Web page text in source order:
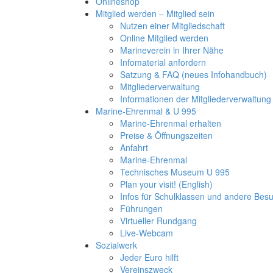
Mitglied werden – Mitglied sein
Nutzen einer Mitgliedschaft
Online Mitglied werden
Marineverein in Ihrer Nähe
Infomaterial anfordern
Satzung & FAQ (neues Infohandbuch)
Mitgliederverwaltung
Informationen der Mitgliederverwaltung
Marine-Ehrenmal & U 995
Marine-Ehrenmal erhalten
Preise & Öffnungszeiten
Anfahrt
Marine-Ehrenmal
Technisches Museum U 995
Plan your visit! (English)
Infos für Schulklassen und andere
Führungen
Virtueller Rundgang
Live-Webcam
Sozialwerk
Jeder Euro hilft
Vereinszweck